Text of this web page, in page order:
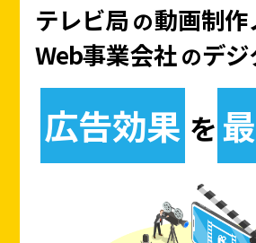
テレビ局 の動画制作
Web事業会社のデ
広告効果 を